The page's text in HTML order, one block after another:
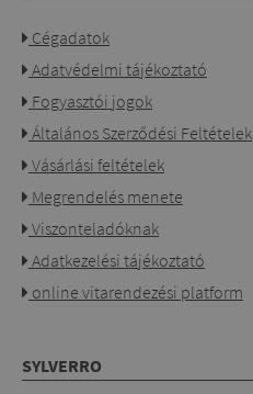
Cégadatok
Adatvédelmi tájékoztató
Fogyasztói jogok
Általános Szerződési Feltételek
Vásárlási feltételek
Megrendelés menete
Viszonteladóknak
Adatkezelési tájékoztató
online vitarendezési platform
SYLVERRO